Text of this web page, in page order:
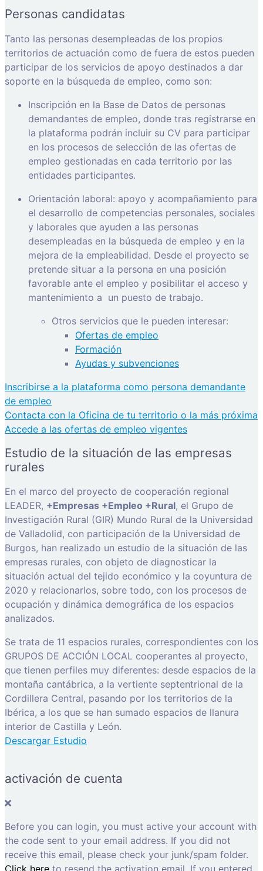
Personas candidatas
Tanto las personas desempleadas de los propios
territorios de actuación como de fuera de estos pueden
participar de los servicios de apoyo destinados a dar
soporte en la búsqueda de empleo, como son:
Inscripción en la Base de Datos de personas
demandantes de empleo, donde tras registrarse en
la plataforma podrán incluir su CV para participar
en los procesos de selección de las ofertas de
empleo gestionadas en cada territorio por las
entidades participantes.
Orientación laboral: apoyo y acompañamiento para
el desarrollo de competencias personales, sociales
y laborales que ayuden a las personas
desempleadas en la búsqueda de empleo y en la
mejora de la empleabilidad. Desde el proyecto se
pretende situar a la persona en una posición
favorable ante el empleo y posibilitar el acceso y
mantenimiento a un puesto de trabajo.
Otros servicios que le pueden interesar:
Ofertas de empleo
Formación
Ayudas y subvenciones
Inscribirse a la plataforma como persona demandante
de empleo
Contacta con la Oficina de tu territorio o la más próxima
Accede a las ofertas de empleo vigentes
Estudio de la situación de las empresas
rurales
En el marco del proyecto de cooperación regional
LEADER, +Empresas +Empleo +Rural, el Grupo de
Investigación Rural (GIR) Mundo Rural de la Universidad
de Valladolid, con participación de la Universidad de
Burgos, han realizado un estudio de la situación de las
empresas rurales, con objeto de diagnosticar la
situación actual del tejido económico y la coyuntura de
2020 y relacionarlos, sobre todo, con los procesos de
ocupación y dinámica demográfica de los espacios
analizados.
Se trata de 11 espacios rurales, correspondientes con los
GRUPOS DE ACCIÓN LOCAL cooperantes al proyecto,
que tienen perfiles muy diferentes: desde espacios de la
montaña cantábrica, a la vertiente septentrional de la
Cordillera Central, pasando por los territorios de la
Ibérica, a los que se han sumado espacios de llanura
interior de Castilla y León.
Descargar Estudio
activación de cuenta
Before you can login, you must active your account with
the code sent to your email address. If you did not
receive this email, please check your junk/spam folder.
Click here to resend the activation email. If you entered